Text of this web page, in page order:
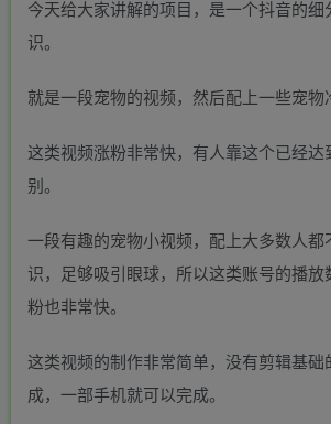
今天给大家讲解的项目，是一个抖音的细
识。
就是一段宠物的视频，然后配上一些宠物
这类视频涨粉非常快，有人靠这个已经达
别。
一段有趣的宠物小视频，配上大多数人都
识，足够吸引眼球，所以这类账号的播
粉也非常快。
这类视频的制作非常简单，没有剪辑基
成，一部手机就可以完成。